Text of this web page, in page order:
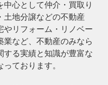
中心として仲介・買取り
土地分譲などの不動産
やリフォーム・リノベー
など、 不動産のみなら
する実績と知識が豊富な
っております。